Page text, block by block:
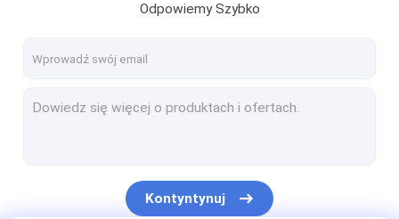
Maszyna do tworzenia płyt CTP
termiczna maszyna CTP
Bezprocesowe płyty drukarskie
Odpowiemy Szybko
Kontyntynuj